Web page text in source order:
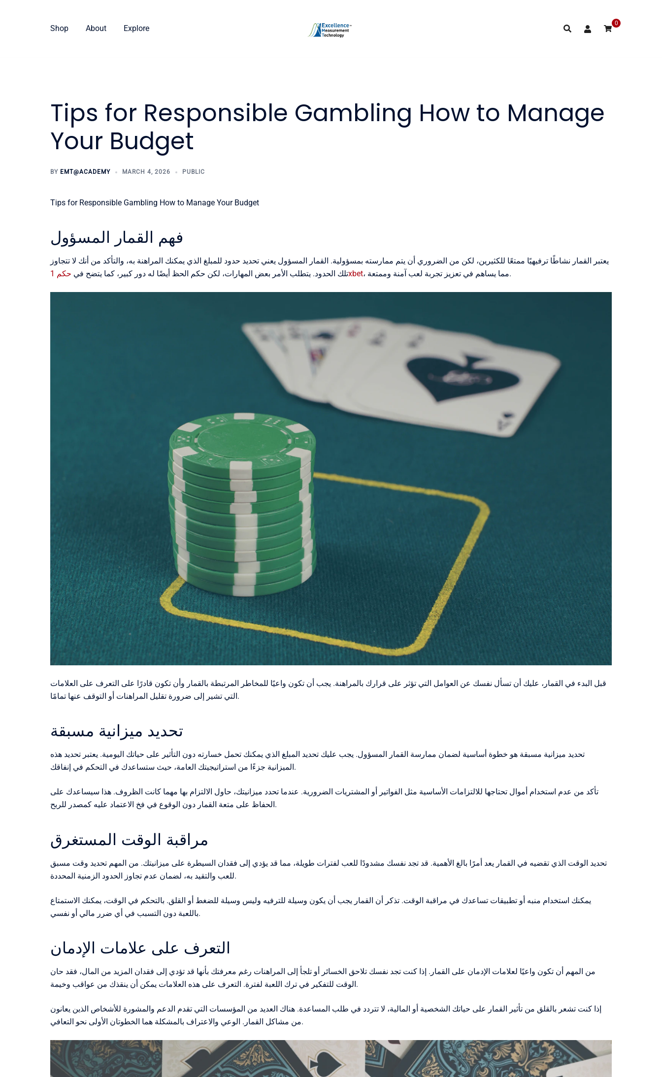
Shop About Explore
0
Tips for Responsible Gambling How to Manage
Your Budget
BY EMT@ACADEMY MARCH 4, 2026 PUBLIC
Tips for Responsible Gambling How to Manage Your Budget
فهم القمار المسؤول
يعتبر القمار نشاطًا ترفيهيًا ممتعًا للكثيرين، لكن من الضروري أن يتم ممارسته بمسؤولية. القمار المسؤول يعني تحديد حدود للمبلغ الذي يمكنك المراهنة به، والتأكد من أنك لا تتجاوز
تلك الحدود. يتطلب الأمر بعض المهارات، لكن حكم الحظ أيضًا له دور كبير، كما يتضح فيحكم 1xbet ، مما يساهم في تعزيز تجربة لعب آمنة وممتعة.
قبل البدء في القمار، عليك أن تسأل نفسك عن العوامل التي تؤثر على قرارك بالمراهنة. يجب أن تكون واعيًا للمخاطر المرتبطة بالقمار وأن تكون قادرًا على التعرف على العلامات
التي تشير إلى ضرورة تقليل المراهنات أو التوقف عنها تمامًا.
تحديد ميزانية مسبقة
تحديد ميزانية مسبقة هو خطوة أساسية لضمان ممارسة القمار المسؤول. يجب عليك تحديد المبلغ الذي يمكنك تحمل خسارته دون التأثير على حياتك اليومية. يعتبر تحديد هذه
الميزانية جزءًا من استراتيجيتك العامة، حيث ستساعدك في التحكم في إنفاقك.
تأكد من عدم استخدام أموال تحتاجها للالتزامات الأساسية مثل الفواتير أو المشتريات الضرورية. عندما تحدد ميزانيتك، حاول الالتزام بها مهما كانت الظروف. هذا سيساعدك على
الحفاظ على متعة القمار دون الوقوع في فخ الاعتماد عليه كمصدر للربح.
مراقبة الوقت المستغرق
تحديد الوقت الذي تقضيه في القمار يعد أمرًا بالغ الأهمية. قد تجد نفسك مشدودًا للعب لفترات طويلة، مما قد يؤدي إلى فقدان السيطرة على ميزانيتك. من المهم تحديد وقت مسبق
للعب والتقيد به، لضمان عدم تجاوز الحدود الزمنية المحددة.
يمكنك استخدام منبه أو تطبيقات تساعدك في مراقبة الوقت. تذكر أن القمار يجب أن يكون وسيلة للترفيه وليس وسيلة للضغط أو القلق. بالتحكم في الوقت، يمكنك الاستمتاع
باللعبة دون التسبب في أي ضرر مالي أو نفسي.
التعرف على علامات الإدمان
من المهم أن تكون واعيًا لعلامات الإدمان على القمار. إذا كنت تجد نفسك تلاحق الخسائر أو تلجأ إلى المراهنات رغم معرفتك بأنها قد تؤدي إلى فقدان المزيد من المال، فقد حان
الوقت للتفكير في ترك اللعبة لفترة. التعرف على هذه العلامات يمكن أن ينقذك من عواقب وخيمة.
إذا كنت تشعر بالقلق من تأثير القمار على حياتك الشخصية أو المالية، لا تتردد في طلب المساعدة. هناك العديد من المؤسسات التي تقدم الدعم والمشورة للأشخاص الذين يعانون
من مشاكل القمار. الوعي والاعتراف بالمشكلة هما الخطوتان الأولى نحو التعافي.